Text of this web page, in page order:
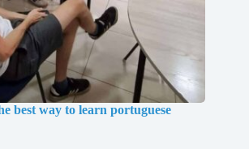
best way to learn portuguese